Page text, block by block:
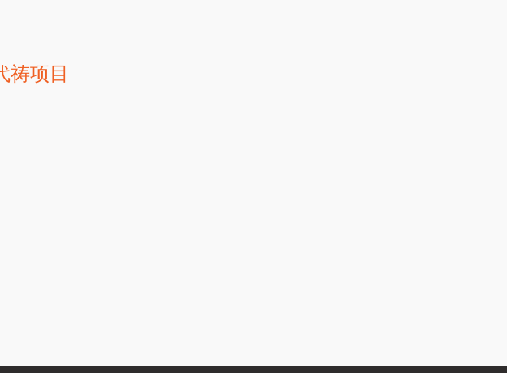
祷项目